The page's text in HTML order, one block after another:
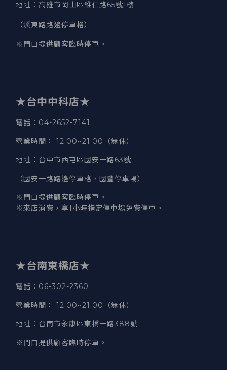
地址 ： 高雄市岡山區維仁路65號1樓
（溪東路路邊停車格）
※門口提供顧客臨時停車。
★台中中科店★
電話 ：04-2652-7141
營業時間 ： 12:00~21:00（無休）
地址 ：台中市西屯區國安一路63號
（國安一路路邊停車格、國豐停車場）
※門口提供顧客臨時停車。
※來店消費，享1小時指定停車場免費停車。
★台南東橋店★
電話 ：06-302-2360
營業時間 ： 12:00~21:00（無休）
地址 ：台南市永康區東橋一路388號
※門口提供顧客臨時停車。